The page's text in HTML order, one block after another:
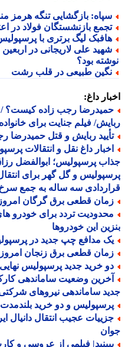
بازگشایی تنگه هرمز
بازنشستگان فولاد در
لیگ برتری با پرسپولیس 4 ساله بست
بود؟
طبیعی در قلب رشت
داغ:
رجب زاده کیست؟ /
فیلم جنایت برای خانواده
ربایش و قتل حمیدرضا رجب
داغ نقل و انتقالات
پرسپولیس؛ ابوالفضل
و گل گهر برای انتقال
سه ساله به جمع سرخ
قطعی برق گرگان امروز شنبه 17 مرداد
این خودروها
مدافع چپ جدید در پرسپولیس
قطعی برق زنجان امروز شنبه 17 مرداد (خاموشی
خرید جدید پرسپولیس نهایی
ساماندهی نیروهای شرکتی و
و دو خرید بلندمدت در
عجیب انتقال دانیال